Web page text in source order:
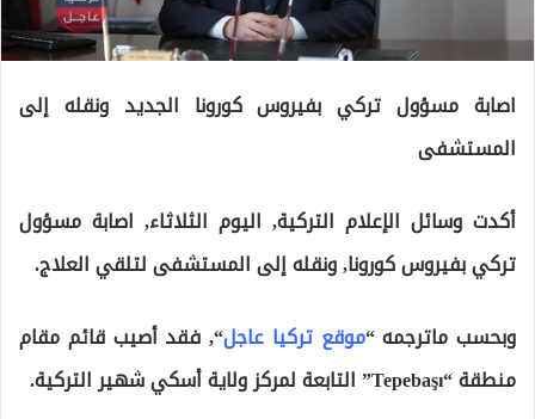
اصابة مسؤول تركي بفيروس كورونا الجديد ونقله إلى
المستشفى
أكدت وسائل الإعلام التركية, اليوم الثلاثاء, اصابة مسؤول
تركي بفيروس كورونا, ونقله إلى المستشفى لتلقي العلاج.
وبحسب ماترجمه “موقع تركيا عاجل“, فقد أصيب قائم مقام
منطقة “Tepebaşı” التابعة لمركز ولاية أسكي شهير التركية.